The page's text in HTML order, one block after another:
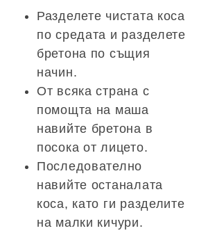
Разделете чистата коса
по средата и разделете
бретона по същия
начин.
От всяка страна с
помощта на маша
навийте бретона в
посока от лицето.
Последователно
навийте останалата
коса, като ги разделите
на малки кичури.